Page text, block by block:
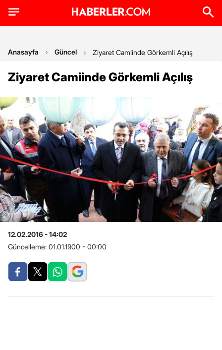
Anasayfa Güncel Ziyaret Camiinde Görkemli Açılış
Ziyaret Camiinde Görkemli Açılış
12.02.2016 - 14:02
Güncelleme: 01.01.1900 - 00:00